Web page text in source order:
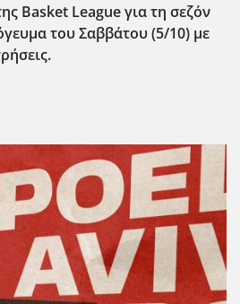
Basket League για τη σεζόν
του Σαββάτου (5/10) με